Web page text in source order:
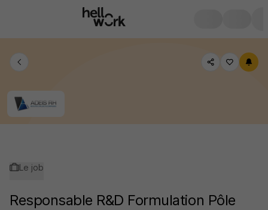
Le job
Responsable R&D Formulation Pôle